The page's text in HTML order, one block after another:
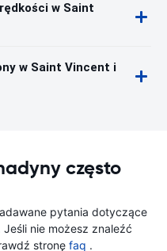
w Saint
w Saint Vincent i
często
pytania dotyczące
nie możesz znaleźć
stronę faq .